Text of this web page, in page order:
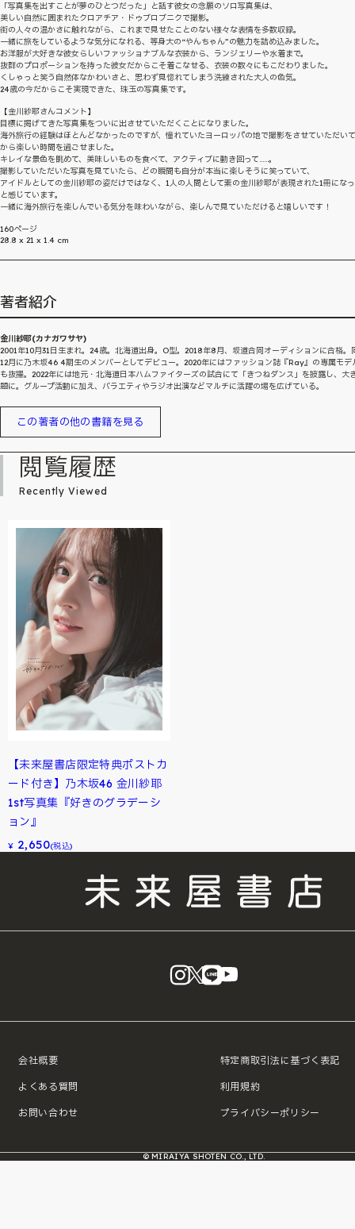
「写真集を出すことが夢のひとつだった」と話す彼女の念願のソロ写真集は、
美しい自然に囲まれたクロアチア・ドゥブロブニクで撮影。
街の人々の温かさに触れながら、これまで見せたことのない様々な表情を多数収録。
一緒に旅をしているような気分になれる、等身大の“やんちゃん”の魅力を詰め込みました。
お洋服が大好きな彼女らしいファッショナブルな衣装から、ランジェリーや水着まで。
抜群のプロポーションを持った彼女だからこそ着こなせる、衣装の数々にもこだわりました。
くしゃっと笑う自然体なかわいさと、思わず見惚れてしまう洗練された大人の色気。
24歳の今だからこそ実現できた、珠玉の写真集です。
【金川紗耶さんコメント】
目標に掲げてきた写真集をついに出させていただくことになりました。
海外旅行の経験はほとんどなかったのですが、憧れていたヨーロッパの地で撮影をさせていただい
から楽しい時間を過ごせました。
キレイな景色を眺めて、美味しいものを食べて、アクティブに動き回って……。
撮影していただいた写真を見ていたら、どの瞬間も自分が本当に楽しそうに笑っていて、
アイドルとしての金川紗耶の姿だけではなく、1人の人間として素の金川紗耶が表現された1冊にな
と感じています。
一緒に海外旅行を楽しんでいる気分を味わいながら、楽しんで見ていただけると嬉しいです！
160ページ
28.8 x 21 x 1.4 cm
著者紹介
金川紗耶(カナガワサヤ)
2001年10月31日生まれ。24歳。北海道出身。O型。2018年8月、坂道合同オーディションに合格。
12月に乃木坂46 4期生のメンバーとしてデビュー。2020年にはファッション誌『Ray』の専属モデ
も抜擢。2022年には地元・北海道日本ハムファイターズの試合にて「きつねダンス」を披露し、大
題に。グループ活動に加え、バラエティやラジオ出演などマルチに活躍の場を広げている。
この著者の他の書籍を見る
閲覧履歴
Recently Viewed
【未来屋書店限定特典ポストカ
ード付き】乃木坂46 金川紗耶
1st写真集『好きのグラデーシ
ョン』
¥ 2,650(税込)
instagram
X LINE
会社概要
よくある質問
お問い合わせ
特定商取引法に基づく表記
利用規約
プライバシーポリシー
© MIRAIYA SHOTEN CO., LTD.